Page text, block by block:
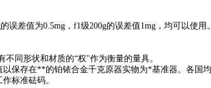
误差值为0.5mg，f1级200g的误差值1mg，均可以使用。
同形状和材质的“权"作为衡量的量具。
保存在**的铂铱合金千克原器实物为*基准器。各国
标准砝码。